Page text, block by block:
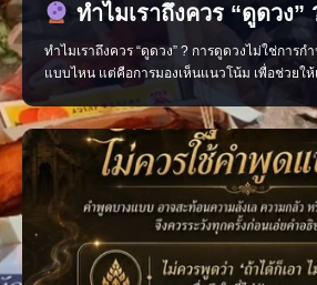
ทำไมเราถึงควร “ดูดวง”
ทำไมเราถึงควร “ดูดวง” ? การดูดวงไม่ใช่การ
แบบไหน แต่คือการมองเห็นแนวโน้ม เพื่อช่วยให้
และตัดสินใจได้อย่างมีสติมากขึ้น มองเห็นจังหว
เรื่องงาน การเงิน และความรัก เติมกำลังใจใน
หน้าต่อได้อย่างมั่นใจ เพราะเมื่อเรารู